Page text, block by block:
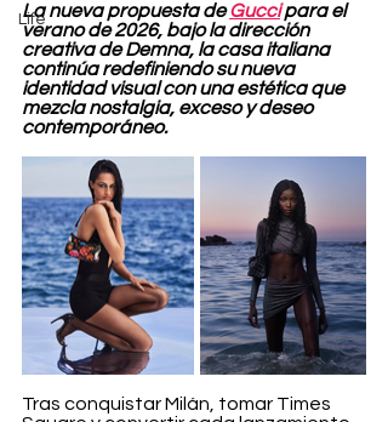
Life
La nueva propuesta de Gucci para el
verano de 2026, bajo la dirección
creativa de Demna, la casa italiana
continúa redefiniendo su nueva
identidad visual con una estética que
mezcla nostalgia, exceso y deseo
contemporáneo.
Tras conquistar Milán, tomar Times